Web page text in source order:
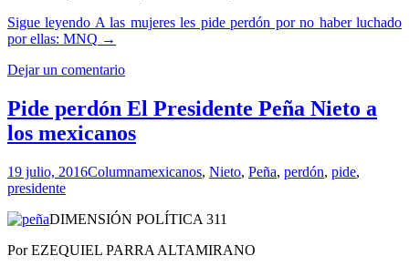
Sigue leyendo A las mujeres les pide perdón por no haber luchado
por ellas: MNQ →
Dejar un comentario
Pide perdón El Presidente Peña Nieto a
los mexicanos
19 julio, 2016Columnamexicanos, Nieto, Peña, perdón, pide,
presidente
DIMENSIÓN POLÍTICA 311
Por EZEQUIEL PARRA ALTAMIRANO